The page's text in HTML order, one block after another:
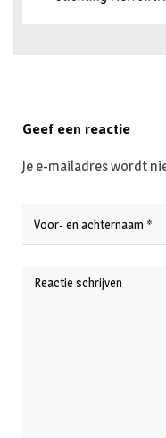
Geef een reactie
Je e-mailadres wordt